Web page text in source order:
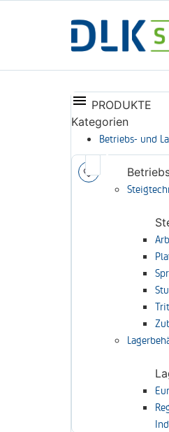
PRODUKTE
Kategorien
Betriebs- und